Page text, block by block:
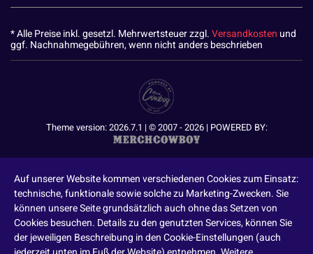
* Alle Preise inkl. gesetzl. Mehrwertsteuer zzgl.Versandkosten und
ggf. Nachnahmegebühren, wenn nicht anders beschrieben
Theme version: 2026.7.1 | © 2007 - 2026 | POWERED BY:
Auf unserer Website kommen verschiedenen Cookies zum Einsatz:
technische, funktionale sowie solche zu Marketing-Zwecken. Sie
können unsere Seite grundsätzlich auch ohne das Setzen von
Cookies besuchen. Details zu den genutzten Services, können Sie
der jeweiligen Beschreibung in den Cookie-Einstellungen (auch